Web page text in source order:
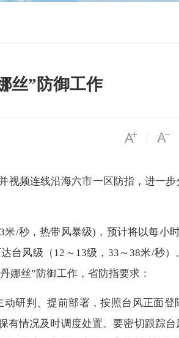
丝”防御工作
视频连线沿海六市一区防指，进一
米/秒，热带风暴级) ，预计将以每小
台风级（12 ～ 13级， 33 ～38米/秒）
娜丝”防御工作，省防指要求：
研判、提前部署，按照台风正面登
有情况及时调度处置。要密切跟踪